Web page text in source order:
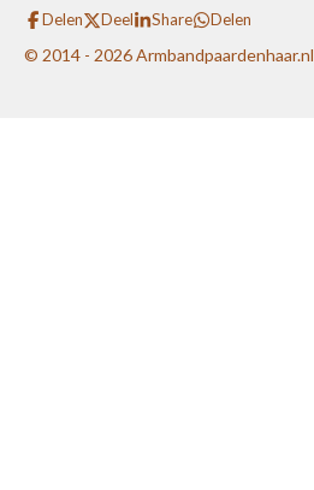
Delen Deel Share Delen
© 2014 - 2026 Armbandpaardenhaar.nl